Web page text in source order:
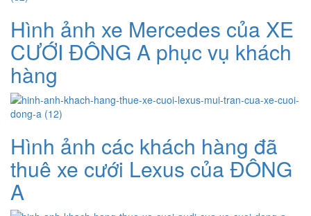
Hình ảnh xe Mercedes của XE
CƯỚI ĐÔNG A phục vụ khách
hàng
Hình ảnh các khách hàng đã
thuê xe cưới Lexus của ĐÔNG
A